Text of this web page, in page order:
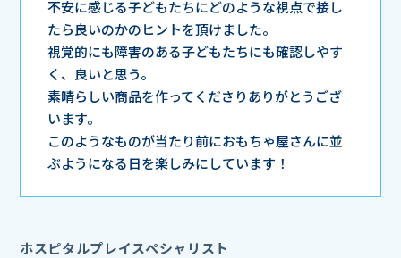
不安に感じる子どもたちにどのような視点で接し
たら良いのかのヒントを頂けました。
視覚的にも障害のある子どもたちにも確認しやす
く、良いと思う。
素晴らしい商品を作ってくださりありがとうござ
います。
このようなものが当たり前におもちゃ屋さんに並
ぶようになる日を楽しみにしています！
ホスピタルプレイスペシャリスト